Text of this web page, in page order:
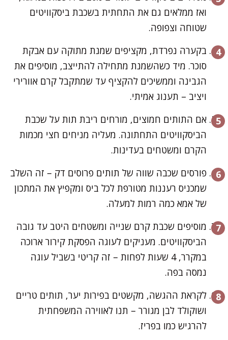
ואז ממלאים גם את התחתית בשכבת ביסקוויטים
שטוחה וצפופה.
בקערה נפרדת, מקציפים שמנת מתוקה עם אבקת
סוכר. מיד כשהשמנת מתחילה להתייצב, מוסיפים את
הגבינה וממשיכים להקציף עד שמתקבל קרם אוורירי
ויציב – תענוג אמיתי.
אם התותים חמוצים, מורחים ריבת תות על שכבת
הביסקוויטים התחתונה. מעליה מניחים חצי מכמות
הקרם ומשטחים בעדינות.
פורסים שכבה שווה של תותים פרוסים דק – זה השלב
שמכניס רעננות מטורפת לכל ביס ומקפיץ את המתכון
של אמא כמה רמות למעלה.
מוסיפים שכבת קרם שנייה ומשטחים היטב עד גובה
הביסקוויטים. מעניקים לעוגה הפסקת קירור ארוכה
במקרר, 4 שעות לפחות – זה קריטי בשביל עוגה
נמסה בפה.
לקראת ההגשה, מקשטים בפירות יער, תותים טריים
ושוקולד לבן מגורר – תנו לאווירה המשפחתית
להרגיש כמו בפריז.